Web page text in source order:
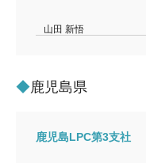
山田 新悟
鹿児島県
鹿児島LPC第3支社